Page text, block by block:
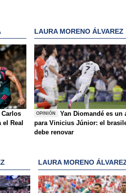
el Real
LAURA MORENO ÁLVAREZ
OPINIÓN
Yan Diomandé es un
para Vinicius Júnior: el
debe renovar
LAURA MORENO